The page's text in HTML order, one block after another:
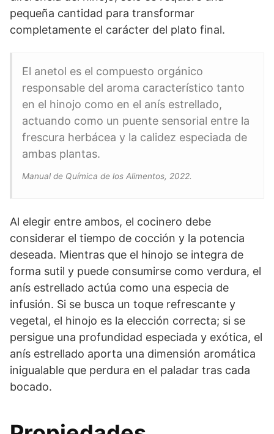
pequeña cantidad para transformar
completamente el carácter del plato final.
El anetol es el compuesto orgánico
responsable del aroma característico tanto
en el hinojo como en el anís estrellado,
actuando como un puente sensorial entre la
frescura herbácea y la calidez especiada de
ambas plantas.
Manual de Química de los Alimentos, 2022.
Al elegir entre ambos, el cocinero debe
considerar el tiempo de cocción y la potencia
deseada. Mientras que el hinojo se integra de
forma sutil y puede consumirse como verdura, el
anís estrellado actúa como una especia de
infusión. Si se busca un toque refrescante y
vegetal, el hinojo es la elección correcta; si se
persigue una profundidad especiada y exótica, el
anís estrellado aporta una dimensión aromática
inigualable que perdura en el paladar tras cada
bocado.